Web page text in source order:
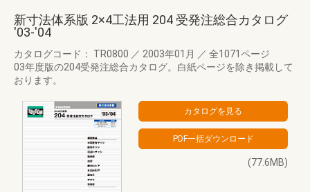
新寸法体系版 2×4工法用 204 受発注総合カタログ
'03-'04
カタログコード： TR0800 ／ 2003年01月 ／ 全1071ページ
03年度版の204受発注総合カタログ。白紙ページを除き掲載して
おります。
(77.6MB)